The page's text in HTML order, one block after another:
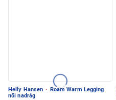
Helly Hansen ·
Roam Warm Legging
női nadrág